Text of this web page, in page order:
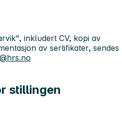
inkludert CV, kopi av
av sertifikater, sendes
stillingen